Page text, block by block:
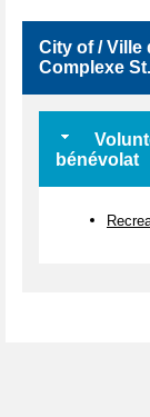
City of / Ville
Complexe
bénévolat